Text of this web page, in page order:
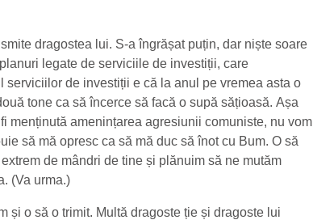
dragostea lui. S-a îngrășat puțin, dar niște soare
legate de serviciile de investiții, care
de investiții e că la anul pe vremea asta o
tone ca să încerce să facă o supă sățioasă. Așa
menținută amenințarea agresiunii comuniste, nu vom
să mă opresc ca să mă duc să înot cu Bum. O să
de mândri de tine și plănuim să ne mutăm
(Va urma.)
și o să o trimit. Multă dragoste ție și dragoste lui